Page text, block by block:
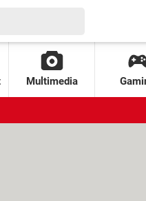
Multimedia